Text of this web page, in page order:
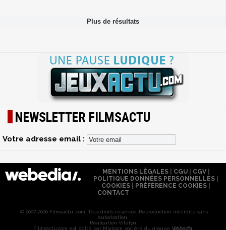
NEWSLETTER FILMSACTU
Votre adresse email :
MENTIONS LÉGALES| CGU| CGV|
POLITIQUE DONNÉES PERSONNELLES
COOKIES
PRÉFÉRENCE COOKIES
CONTACT
© 2007-2026 Filmsactu .com. Tous droits réservés. Reproduction interdite sans
autorisation.
Réalisation Vitalyn
Filmsactu .com est édité par Mixicom, société du groupe Webedia.